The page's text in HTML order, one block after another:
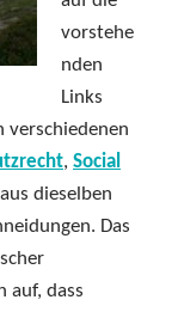
vorstehe
nden
Links
verschiedenen
, Social
dieselben
Das
auf, dass